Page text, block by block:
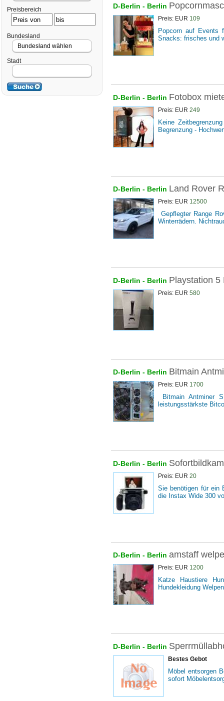
Preisbereich
Bundesland
Stadt
D-Berlin - Berlin
Preis: EUR 109
Popcorn auf Events
Snacks: frisches und
D-Berlin - Berlin Fotobox
Preis: EUR 249
Keine
Begrenzung -
D-Berlin - Berlin Land Rover
Preis: EUR 12500
Gepflegter Range
Winterrädern.
D-Berlin - Berlin Playstation 5
Preis: EUR 580
D-Berlin - Berlin Bitmain
Preis: EUR 1700
Bitmain Antminer
leistungsstärkste
D-Berlin - Berlin
Preis: EUR 20
Sie benötigen für ein
die Instax Wide 300
D-Berlin - Berlin amstaff
Preis: EUR 1200
Katze Haustiere
Hundekleidung
D-Berlin - Berlin
Bestes Gebot
Möbel entsorgen
sofort